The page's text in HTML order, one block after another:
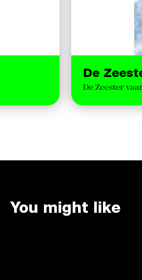
De
De Zeester
You might like